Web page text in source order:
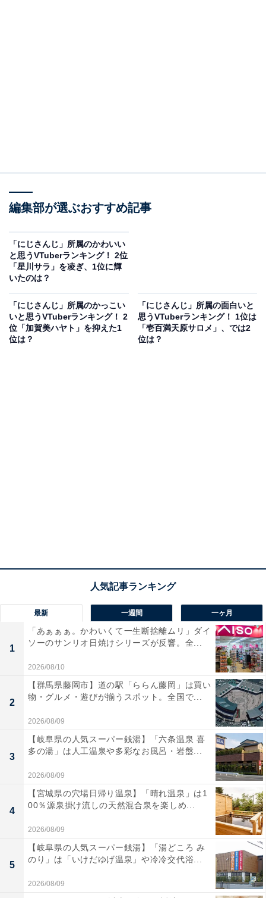
編集部が選ぶおすすめ記事
「にじさんじ」所属のかわいい
と思うVTuberランキング！ 2位
「星川サラ」を凌ぎ、1位に輝
いたのは？
「にじさんじ」所属のかっこい
いと思うVTuberランキング！ 2
位「加賀美ハヤト」を抑えた1
位は？
「にじさんじ」所属の面白いと
思うVTuberランキング！ 1位は
「壱百満天原サロメ」、では2
位は？
最新 一週間 一ヶ月
1
「あぁぁぁ。かわいくて一生断捨離ムリ」ダイ
ソーのサンリオ日焼けシリーズが反響。全...
2026/08/10
2
【群馬県藤岡市】道の駅「ららん藤岡」は買い
物・グルメ・遊びが揃うスポット。全国で...
2026/08/09
3
【岐阜県の人気スーパー銭湯】「六条温泉 喜
多の湯」は人工温泉や多彩なお風呂・岩盤...
2026/08/09
4
【宮城県の穴場日帰り温泉】「晴れ温泉」は1
00％源泉掛け流しの天然混合泉を楽しめ...
2026/08/09
5
【岐阜県の人気スーパー銭湯】「湯どころ み
のり」は「いけだゆげ温泉」や冷冷交代浴...
2026/08/09